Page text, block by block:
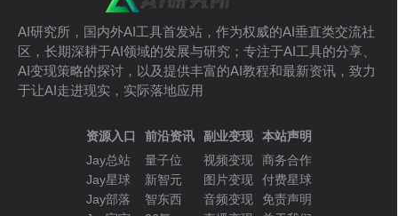
AI研究所，国内外AI工具首发站，作为权威的AI垂直类交流社
区，长期深耕于AI领域的发展与研究；专注于AI工具的分享、
AI变现策略的探讨，以及提供丰富的AI教程和最新资讯，致力
于让AI走进现实，实际落地应用
资源入口
Jay总站
Jay星球
Jay部落
前沿资讯
量子位
新智元
智东西
副业变现
视频变现
图片变现
音频变现
本站声明
商务合作
付费星球
免责声明